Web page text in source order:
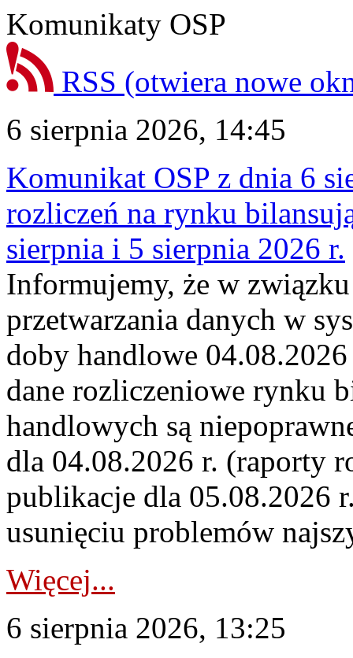
Komunikaty OSP
RSS (otwiera nowe
6 sierpnia 2026, 14:45
Komunikat OSP z dnia 6
rozliczeń na rynku
sierpnia i 5 sierpnia 2026 r.
Informujemy, że w
przetwarzania danych w
doby handlowe
dane rozliczeniowe rynku
handlowych są
dla 04.08.2026 r. (raporty
publikacje dla 05.08.2026
usunięciu problemów
Więcej...
6 sierpnia 2026, 13:25